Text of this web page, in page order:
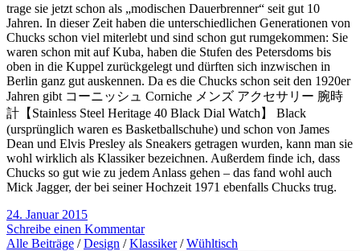
trage sie jetzt schon als „modischen Dauerbrenner“ seit gut 10
Jahren. In dieser Zeit haben die unterschiedlichen Generationen von
Chucks schon viel miterlebt und sind schon gut rumgekommen: Sie
waren schon mit auf Kuba, haben die Stufen des Petersdoms bis
oben in die Kuppel zurückgelegt und dürften sich inzwischen in
Berlin ganz gut auskennen. Da es die Chucks schon seit den 1920er
Jahren gibt コーニッシュ Corniche メンズ アクセサリー 腕時
計【Stainless Steel Heritage 40 Black Dial Watch】 Black
(ursprünglich waren es Basketballschuhe) und schon von James
Dean und Elvis Presley als Sneakers getragen wurden, kann man sie
wohl wirklich als Klassiker bezeichnen. Außerdem finde ich, dass
Chucks so gut wie zu jedem Anlass gehen – das fand wohl auch
Mick Jagger, der bei seiner Hochzeit 1971 ebenfalls Chucks trug.
24. Januar 2015
Schreibe einen Kommentar
Alle Beiträge /Design /Klassiker/Wühltisch